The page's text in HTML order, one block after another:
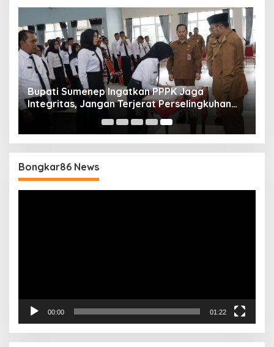
Bupati Sumenep Ingatkan PPPK Jaga
Integritas, Jangan Terjerat Perselingkuhan
dan Judi Online
Bongkar86 News
00:00 01:22